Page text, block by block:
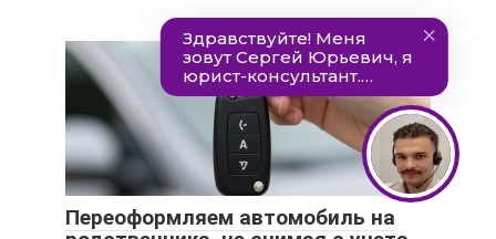
Переоформляем автомобиль на